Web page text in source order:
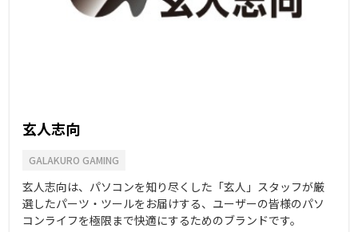
玄人志向
GALAKURO GAMING
玄人志向は、パソコンを知り尽くした「玄人」スタッフが厳
選したパーツ・ツールをお届けする、ユーザーの皆様のパソ
コンライフを極限まで快適にするためのブランドです。